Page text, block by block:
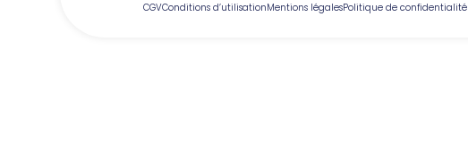
CGVConditions d’utilisationMentions légalesPolitique de confidentialité